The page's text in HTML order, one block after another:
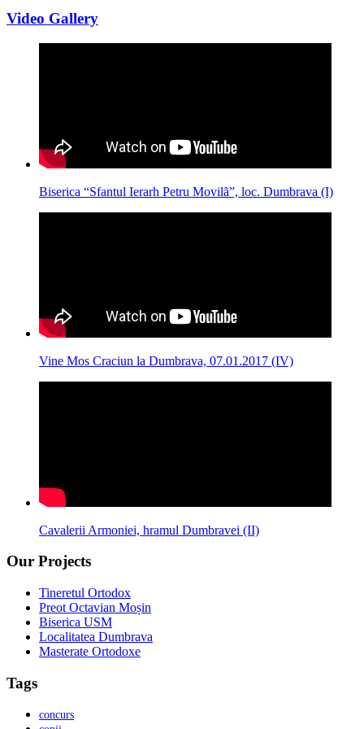
Video Gallery
Biserica “Sfantul Ierarh Petru Movilã”, loc. Dumbrava (I)
Vine Mos Craciun la Dumbrava, 07.01.2017 (IV)
Cavalerii Armoniei, hramul Dumbravei (II)
Our Projects
Tineretul Ortodox
Preot Octavian Moșin
Biserica USM
Localitatea Dumbrava
Masterate Ortodoxe
Tags
concurs